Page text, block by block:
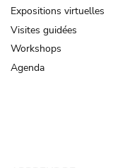
Expositions virtuelles
Visites guidées
Workshops
Agenda